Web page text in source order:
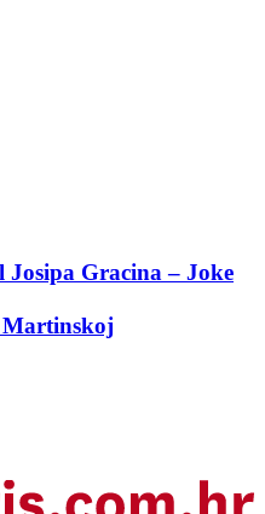
Gracina – Joke
Martinskoj